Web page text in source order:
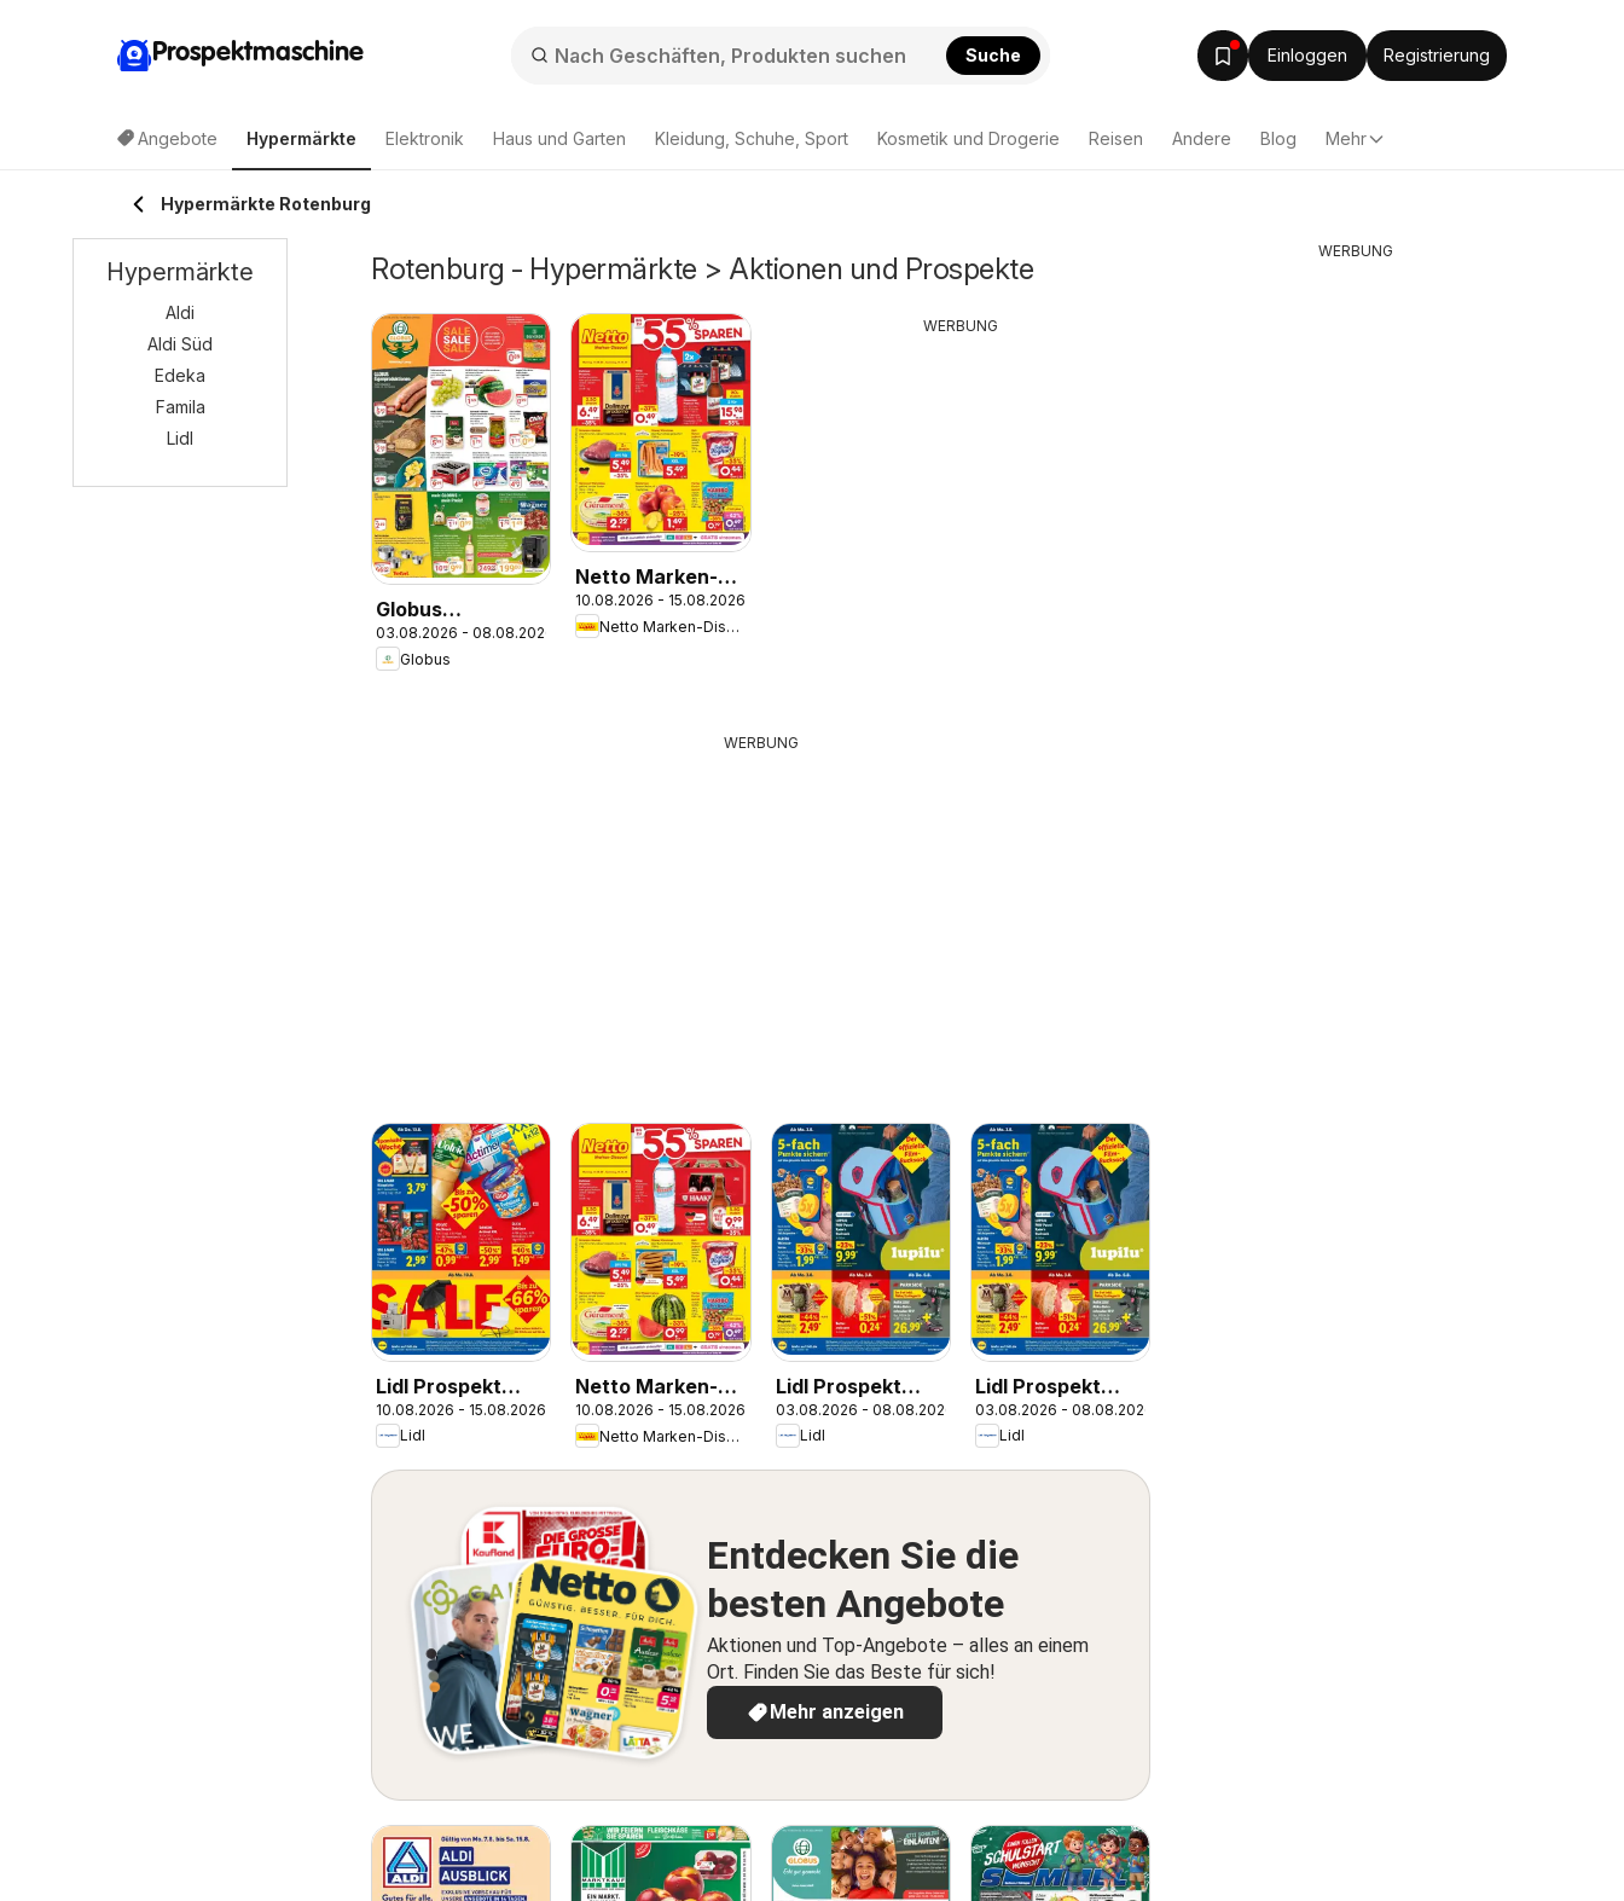
Prospektmaschine Suche Einloggen Registrierung
Angebote Hypermärkte Elektronik Haus und Garten Kleidung, Schuhe, Sport Kosmetik und Drogerie Reisen Andere Blog Mehr
Hypermärkte Rotenburg
Rotenburg - Hypermärkte > Aktionen und Prospekte
Globus
Wochenangebote
03.08.2026 - 08.08.2026
Globus
Netto Marken-
Discount
Prospekt
10.08.2026 - 15.08.2026
Netto Marken-Discount
WERBUNG
WERBUNG
Lidl Prospekt
Braunschweig
10.08.2026 - 15.08.2026
Lidl
Netto Marken-
Discount
Prospekt
Bremen-Lesum
10.08.2026 - 15.08.2026
Netto Marken-Discount
Lidl Prospekt
Braunschweig
03.08.2026 - 08.08.2026
Lidl
Lidl Prospekt
Nordenham
03.08.2026 - 08.08.2026
Lidl
Entdecken Sie die
besten Angebote
Aktionen und Top-Angebote – alles an einem
Ort. Finden Sie das Beste für sich!
Mehr anzeigen
Hypermärkte
Aldi
Aldi Süd
Edeka
Famila
Lidl
WERBUNG